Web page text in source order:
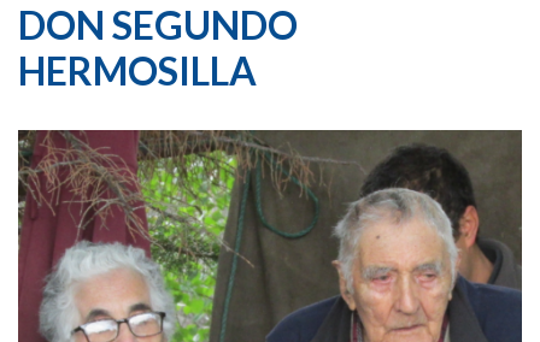
DON SEGUNDO
HERMOSILLA